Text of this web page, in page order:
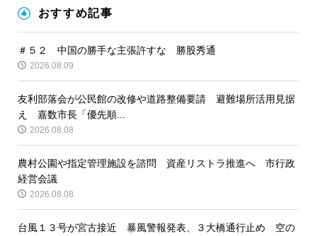
おすすめ記事
＃５２ 中国の勝手な主張許すな 勝股秀通
2026.08.09
友利部落会が公民館の改修や道路整備要請 避難場所活用見据
え 嘉数市長「優先順...
2026.08.08
農村公園や指定管理施設を諮問 資産リストラ推進へ 市行政
経営会議
2026.08.08
台風１３号が宮古接近 暴風警報発表、３大橋通行止め 空の